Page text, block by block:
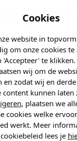
Cookies
website in
om onze cookies te
'Accepteer' te
wij om de
en zodat wij en
content kunnen laten
, plaatsen we
cookies welke
werkt. Meer
cookiebeleid lees je
WASVOORSCHRIFT
OOK
aan en
op je eerste
(Tot-30%
waar je
👇
Heren kleding
Dames kleding